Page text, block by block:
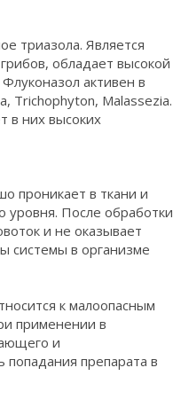
триазола. Является
обладает высокой
активен в
Trichophyton, Malassezia.
в них высоких
проникает в ткани и
уровня. После обработки
и не оказывает
системы в организме
к малоопасным
применении в
и
препарата в